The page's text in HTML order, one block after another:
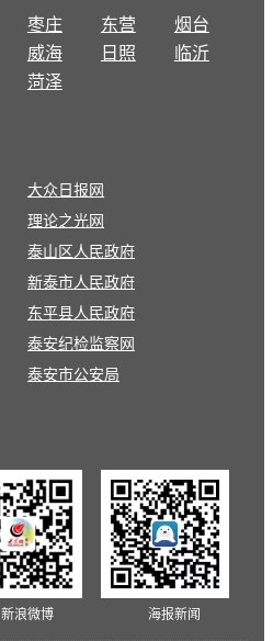
枣庄 东营
烟台
威海 日照
临沂
菏泽
大众日报网
理论之光网
泰山区人民政府
新泰市人民政府
东平县人民政府
泰安纪检监察网
泰安市公安局
新浪微博 海报新闻